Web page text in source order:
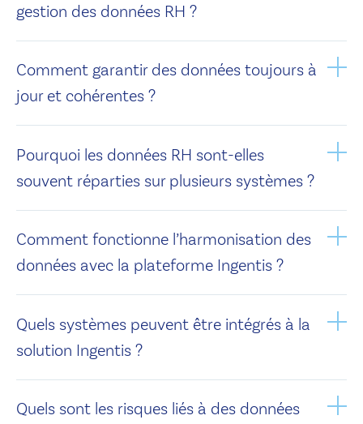
gestion des données RH ?
Comment garantir des données toujours à
jour et cohérentes ?
Pourquoi les données RH sont-elles
souvent réparties sur plusieurs systèmes ?
Comment fonctionne l’harmonisation des
données avec la plateforme Ingentis ?
Quels systèmes peuvent être intégrés à la
solution Ingentis ?
Quels sont les risques liés à des données